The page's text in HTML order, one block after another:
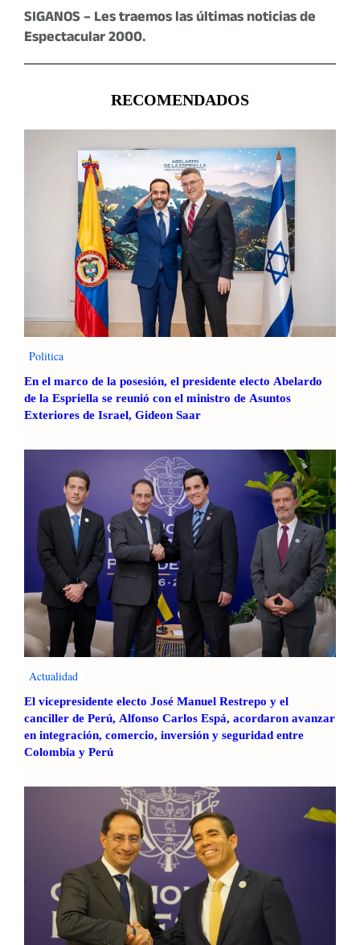
SIGANOS – Les traemos las últimas noticias de
Espectacular 2000.
RECOMENDADOS
Politica
En el marco de la posesión, el presidente electo Abelardo
de la Espriella se reunió con el ministro de Asuntos
Exteriores de Israel, Gideon Saar
Actualidad
El vicepresidente electo José Manuel Restrepo y el
canciller de Perú, Alfonso Carlos Espá, acordaron avanzar
en integración, comercio, inversión y seguridad entre
Colombia y Perú